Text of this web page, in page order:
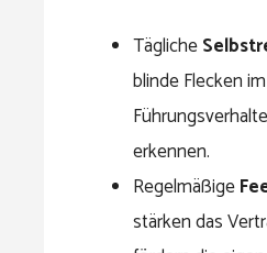
Tägliche
blinde Flecken
erkennen.
Regelmäßige
stärken das